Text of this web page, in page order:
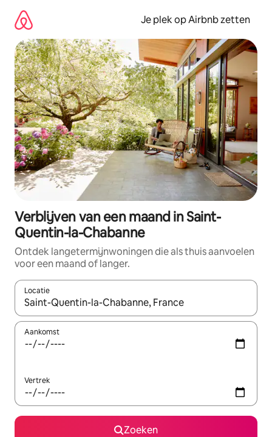
direct
naar
inhoud
Je plek op Airbnb zetten
Verblijven van een maand in Saint-
Quentin-la-Chabanne
Ontdek langetermijnwoningen die als thuis aanvoelen
voor een maand of langer.
Locatie
Wanneer er resultaten beschikbaar zijn, maak je een keuze
Aankomst
Vertrek
Zoeken